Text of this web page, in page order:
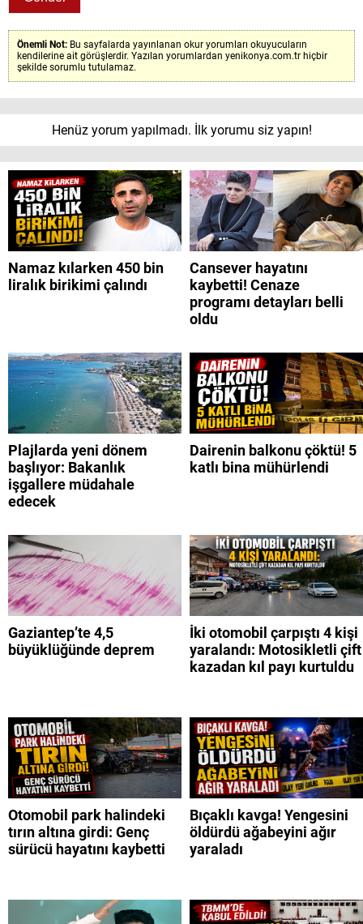
Önemli Not: Bu sayfalarda yayınlanan okur yorumları okuyucuların
kendilerine ait görüşlerdir. Yazılan yorumlardan yenikonya.com.tr hiçbir
şekilde sorumlu tutulamaz.
Henüz yorum yapılmadı. İlk yorumu siz yapın!
Namaz kılarken 450 bin
liralık birikimi çalındı
Cansever hayatını
kaybetti! Cenaze
programı detayları belli
oldu
Plajlarda yeni dönem
başlıyor: Bakanlık
işgallere müdahale
edecek
Dairenin balkonu çöktü! 5
katlı bina mühürlendi
Gaziantep’te 4,5
büyüklüğünde deprem
İki otomobil çarpıştı 4 kişi
yaralandı: Motosikletli çift
kazadan kıl payı kurtuldu
Otomobil park halindeki
tırın altına girdi: Genç
sürücü hayatını kaybetti
Bıçaklı kavga! Yengesini
öldürdü ağabeyini ağır
yaraladı